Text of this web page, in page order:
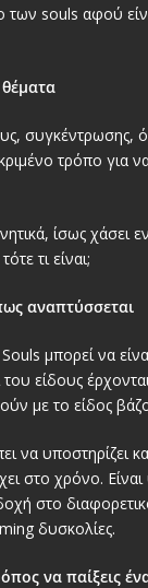
των souls αφού
συγκέντρωσης,
τρόπο για
ίσως
τι είναι;
αναπτύσσεται
μπορεί να
είδους
με το είδος
να
στο χρόνο.
στο
δυσκολίες.
να παίξεις